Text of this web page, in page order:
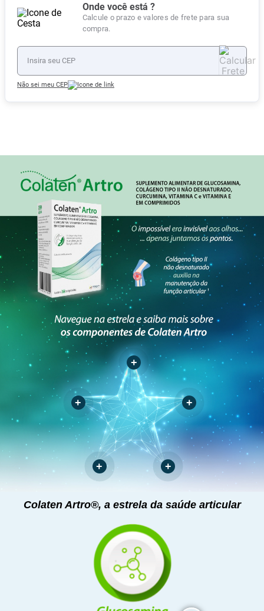
Onde você está ?
Calcule o prazo e valores de frete para sua
compra.
Não sei meu CEP